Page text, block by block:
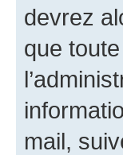
devrez
que
mail,